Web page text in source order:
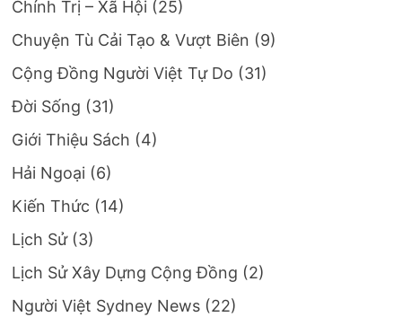
Chính Trị – Xã Hội (25)
Chuyện Tù Cải Tạo & Vượt Biên (9)
Cộng Đồng Người Việt Tự Do (31)
Đời Sống (31)
Giới Thiệu Sách (4)
Hải Ngoại (6)
Kiến Thức (14)
Lịch Sử(3)
Lịch Sử Xây Dựng Cộng Đồng (2)
Người Việt Sydney News (22)